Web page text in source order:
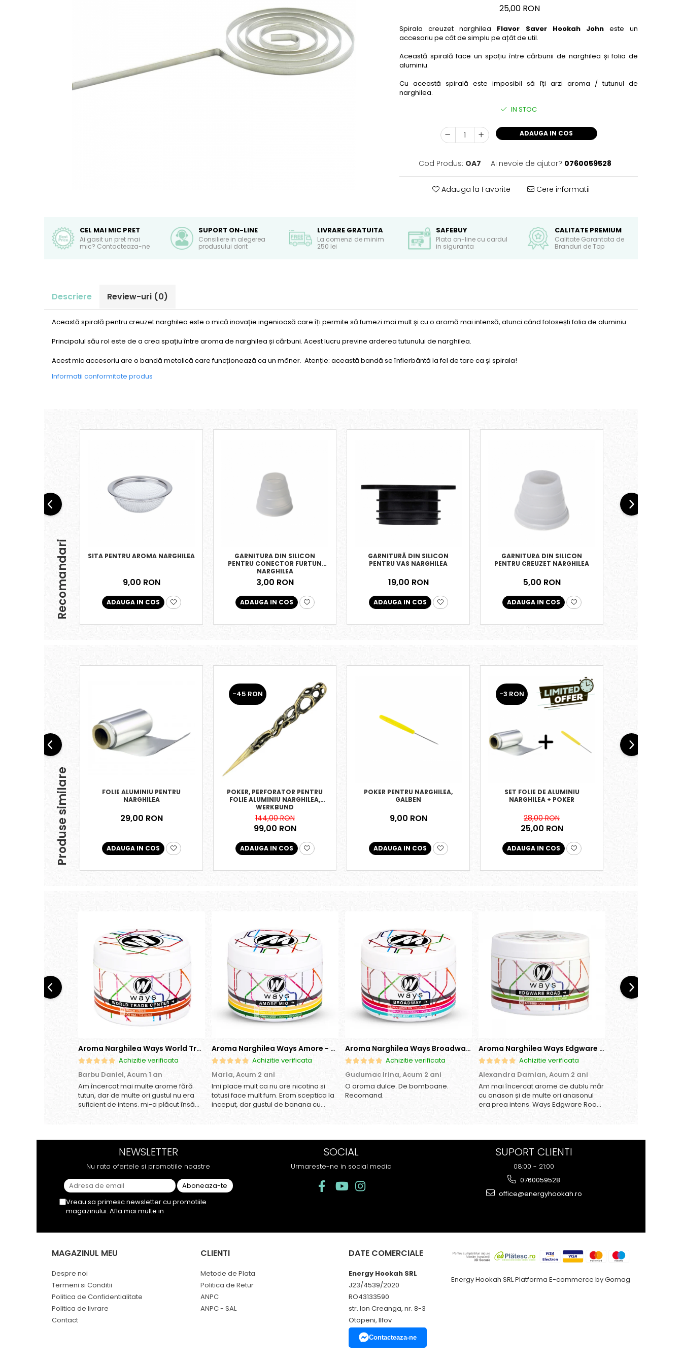
25,00 RON
Spirala creuzet narghilea Flavor Saver Hookah Johneste un
accesoriu pe cât de simplu pe ațât de util.
Această spirală face un spațiu între cărbunii de narghilea și folia de
aluminiu.
Cu această spirală este imposibil să îți arzi aroma / tutunul de
narghilea.
IN STOC
ADAUGA IN COS
Cod Produs: OA7 Ai nevoie de ajutor? 0760059528
Adauga la Favorite Cere informatii
CEL MAI MIC PRET
Ai gasit un pret mai
mic? Contacteaza-ne
SUPORT ON-LINE
Consiliere in alegerea
produsului dorit
LIVRARE GRATUITA
La comenzi de minim
250 lei
SAFEBUY
Plata on-line cu cardul
in siguranta
CALITATE PREMIUM
Calitate Garantata de
Branduri de Top
Descriere Review-uri (0)
Această spirală pentru creuzet narghilea este o mică inovație ingenioasă care îți permite să fumezi mai mult și cu o aromă mai intensă, atunci când folosești folia de aluminiu.
Principalul său rol este de a crea spațiu între aroma de narghilea și cărbuni. Acest lucru previne arderea tutunului de narghilea.
Acest mic accesoriu are o bandă metalică care funcționează ca un mâner. Atenție: această bandă se înfierbântă la fel de tare ca și spirala!
Informatii conformitate produs
Recomandari SITA PENTRU AROMA NARGHILEA
9,00 RON
ADAUGA IN COS
GARNITURA DIN SILICON
PENTRU CONECTOR FURTUN
NARGHILEA
3,00 RON
ADAUGA IN COS
GARNITURĂ DIN SILICON
PENTRU VAS NARGHILEA
19,00 RON
ADAUGA IN COS
GARNITURA DIN SILICON
PENTRU CREUZET NARGHILEA
5,00 RON
ADAUGA IN COS
Produse similare
FOLIE ALUMINIU PENTRU
NARGHILEA
29,00 RON
ADAUGA IN COS
-45 RON
POKER, PERFORATOR PENTRU
FOLIE ALUMINIU NARGHILEA,
WERKBUND
144,00 RON
99,00 RON
ADAUGA IN COS
POKER PENTRU NARGHILEA,
GALBEN
9,00 RON
ADAUGA IN COS
-3 RON
SET FOLIE DE ALUMINIU
NARGHILEA + POKER
28,00 RON
25,00 RON
ADAUGA IN COS
Aroma Narghilea Ways World Trade Center - Piersica cu Ice Tea, 200gr
Achizitie verificata
Barbu Daniel,Acum 1 an
Am încercat mai multe arome fără
tutun, dar de multe ori gustul nu era
suficient de intens. mi-a plăcut însă
este la fel de sati...
Aroma Narghilea Ways Amore - Banana, Ananas si Menta, 200gr
Achizitie verificata
Maria,Acum 2 ani
Imi place mult ca nu are nicotina si
totusi face mult fum. Eram sceptica la
inceput, dar gustul de banana cu
tutun sau tigara.
Aroma Narghilea Ways Broadway - Pepene Rosu, Bomboane, Menta, 200g
Achizitie verificata
Gudumac Irina,Acum 2 ani
O aroma dulce. De bomboane.
Recomand.
Aroma Narghilea Ways Edgware Road - Dublu Mar cu anison, 200gr
Achizitie verificata
Alexandra Damian,Acum 2 ani
Am mai încercat arome de dublu măr
cu anason și de multe ori anasonul
era prea intens. Ways Edgware Road
fără să fie copleșitor. Reco...
NEWSLETTER
Nu rata ofertele si promotiile noastre
Vreau sa primesc newsletter cu promotiile
magazinului. Afla mai multe in
SOCIAL
Urmareste-ne in social media
SUPORT CLIENTI
08:00 - 21:00
0760059528
office@energyhookah.ro
MAGAZINUL MEU
Despre noi
Termeni si Conditii
Politica de Confidentialitate
Politica de livrare
Contact
CLIENTI
Metode de Plata
Politica de Retur
ANPC
ANPC - SAL
DATE COMERCIALE
Energy Hookah SRL
J23/4539/2020
RO43133590
str. Ion Creanga, nr. 8-3
Otopeni, Ilfov
Contacteaza-ne
Energy Hookah SRLPlatforma E-commerce by Gomag